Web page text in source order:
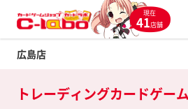
現在
41店舗
広島店
Twitter
トレーディングカードゲー